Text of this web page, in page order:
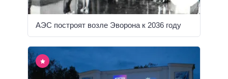
АЭС построят возле Эворона к 2036 году